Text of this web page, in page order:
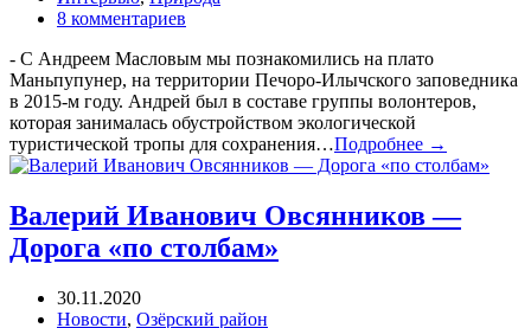
8 комментариев
- С Андреем Масловым мы познакомились на плато
Маньпупунер, на территории Печоро-Илычского заповедника
в 2015-м году. Андрей был в составе группы волонтеров,
которая занималась обустройством экологической
туристической тропы для сохранения…Подробнее →
Валерий Иванович Овсянников —
Дорога «по столбам»
30.11.2020
Новости, Озёрский район